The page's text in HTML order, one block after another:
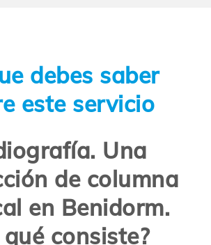
debes saber
este servicio
Una
de columna
en Benidorm.
qué consiste?